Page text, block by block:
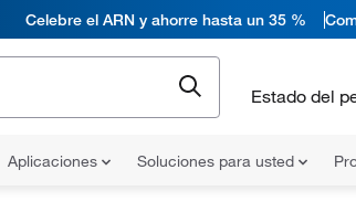
Celebre el ARN y ahorre hasta un 35 %
Estado del
Aplicaciones Soluciones para usted